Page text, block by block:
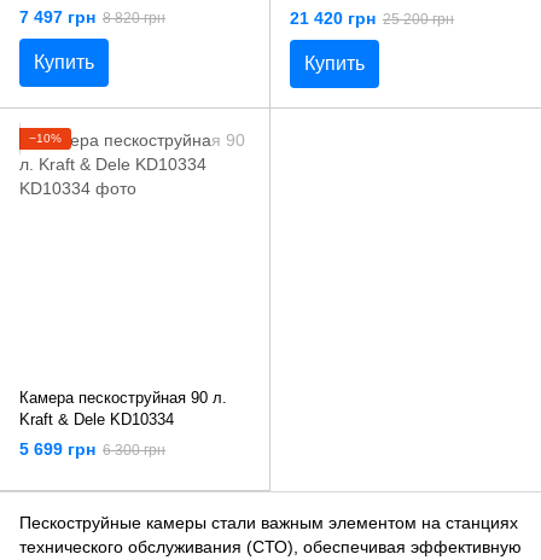
7 497 грн 8 820 грн
Купить
0.27-0.82 МПа (424-707 л/мин)
138х 94х 58 см Yato YT-55841
21 420 грн 25 200 грн
Купить
−10%
Камера пескоструйная 90 л.
Kraft & Dele KD10334
5 699 грн 6 300 грн
Пескоструйные камеры стали важным элементом на станциях
технического обслуживания (СТО), обеспечивая эффективную